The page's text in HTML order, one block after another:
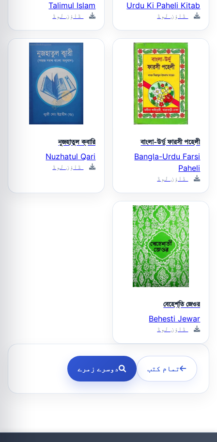
Urdu Ki Paheli Kitab
ڈاؤن لوڈ
Talimul Islam
ڈاؤن لوڈ
বাংলা-উর্দু ফারসী পহেলী
Bangla-Urdu Farsi
Paheli
ڈاؤن لوڈ
নুজহাতুল ক্বারি
Nuzhatul Qari
ڈاؤن لوڈ
বেহেশ্‌তি জেওর
Behesti Jewar
ڈاؤن لوڈ
تمام کتب دوسرے زمرے